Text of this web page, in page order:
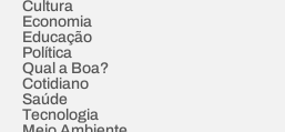
Cultura
Economia
Educação
Política
Qual a Boa?
Cotidiano
Saúde
Tecnologia